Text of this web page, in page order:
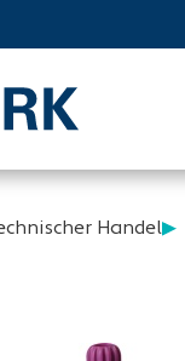
Handel